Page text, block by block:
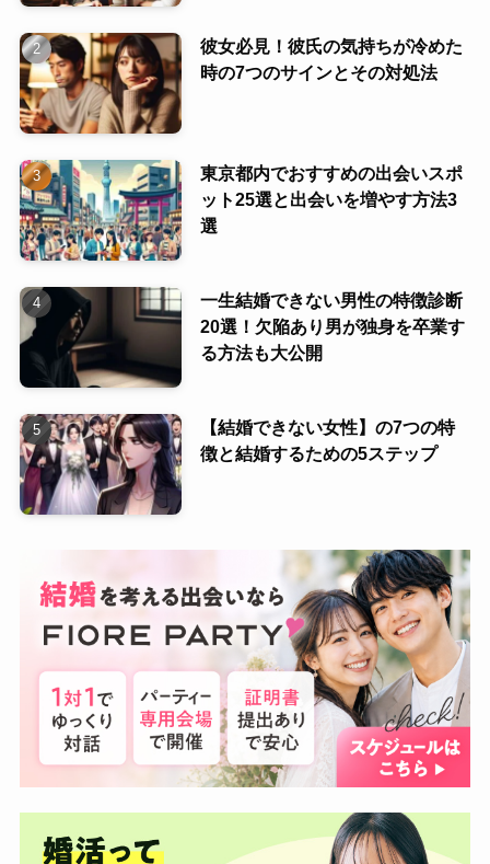
彼女必見！彼氏の気持ちが冷めた
時の7つのサインとその対処法
東京都内でおすすめの出会いスポ
ット25選と出会いを増やす方法3
選
一生結婚できない男性の特徴診断
20選！欠陥あり男が独身を卒業す
る方法も大公開
【結婚できない女性】の7つの特
徴と結婚するための5ステップ